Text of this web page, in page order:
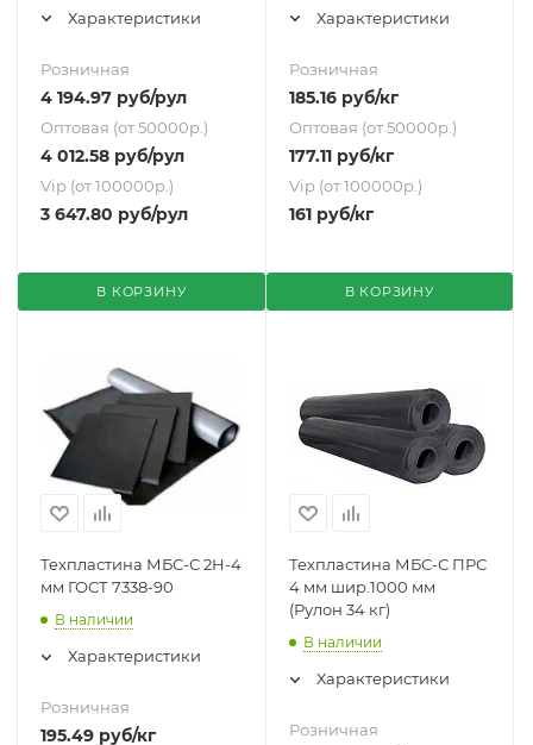
Характеристики
Розничная
4 194.97 руб/рул
Оптовая (от 50000р.)
4 012.58 руб/рул
Vip (от 100000р.)
3 647.80 руб/рул
В КОРЗИНУ
Характеристики
Розничная
185.16руб/кг
Оптовая (от 50000р.)
177.11руб/кг
Vip (от 100000р.)
161руб/кг
В КОРЗИНУ
Техпластина МБС-С 2Н-4
мм ГОСТ 7338-90
В наличии
Характеристики
Розничная
195.49 руб/кг
Техпластина МБС-С ПРС
4 мм шир.1000 мм
(Рулон 34 кг)
В наличии
Характеристики
Розничная